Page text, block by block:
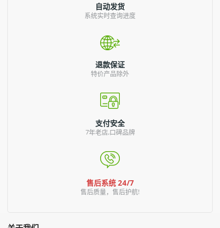
自动发货
系统实时查询进度
退款保证
特价产品除外
支付安全
7年老店,口碑品牌
售后系统 24/7
售后质量，售后护航!